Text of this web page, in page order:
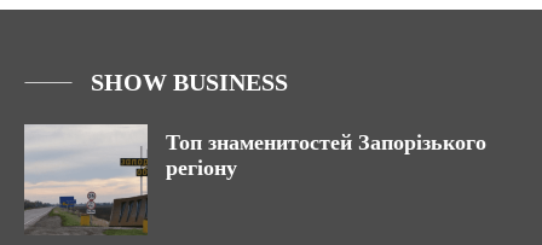
SHOW BUSINESS
Топ знаменитостей Запорізького
регіону